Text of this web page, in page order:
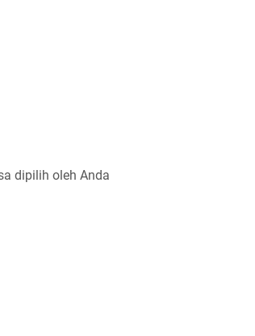
dipilih oleh Anda